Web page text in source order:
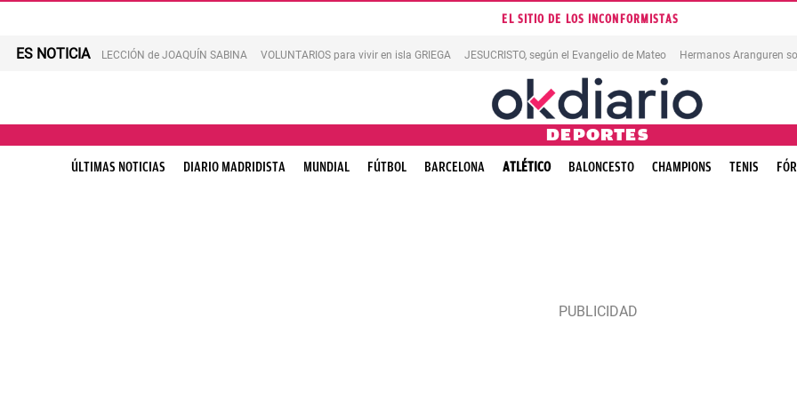
EL SITIO DE LOS INCONFORMISTAS
ES NOTICIA LECCIÓN de JOAQUÍN SABINA VOLUNTARIOS para vivir en isla GRIEGA JESUCRISTO, según el Evangelio de Mateo Hermanos Aranguren
DEPORTES
ÚLTIMAS NOTICIAS DIARIO MADRIDISTA MUNDIAL FÚTBOL BARCELONA ATLÉTICO BALONCESTO CHAMPIONS TENIS